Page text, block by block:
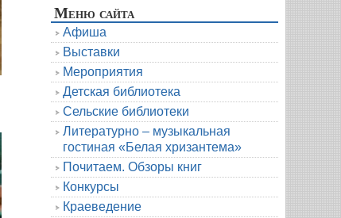
Меню сайта
Афиша
Выставки
Мероприятия
Детская библиотека
Сельские библиотеки
Литературно – музыкальная
гостиная «Белая хризантема»
Почитаем. Обзоры книг
Конкурсы
Краеведение